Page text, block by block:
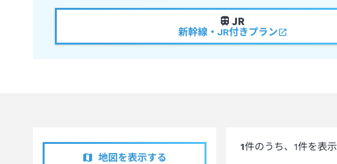
新幹線・JR付きプラン
地図を表示する
1件のうち、 1件を表示